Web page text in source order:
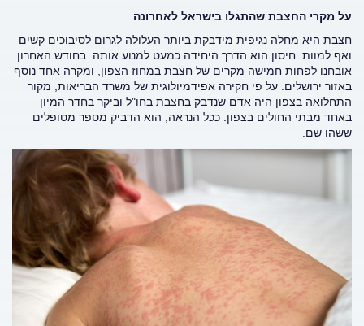
על מקרי החצבת שהתגלו בישראל לאחרונה
חצבת היא מחלה נגיפית מידבקת ביותר העלולה לגרום לסיבוכים קשים
ואף למוות. חיסון הוא הדרך היחידה כמעט למנוע אותה. בחודש האחרון
אובחנו לפחות חמישה מקרים של חצבת במחוז הצפון, ומקרה אחד נוסף
באזור ירושלים. על פי חקירה אפידמיולוגית של משרד הבריאות, מקור
התחלואה בצפון היה אדם שנדבק בחצבת בחו"ל וביקר בחדר המיון
באחד מבתי החולים בצפון. ככל הנראה, הוא הדביק מספר מטופלים
ששהו שם.